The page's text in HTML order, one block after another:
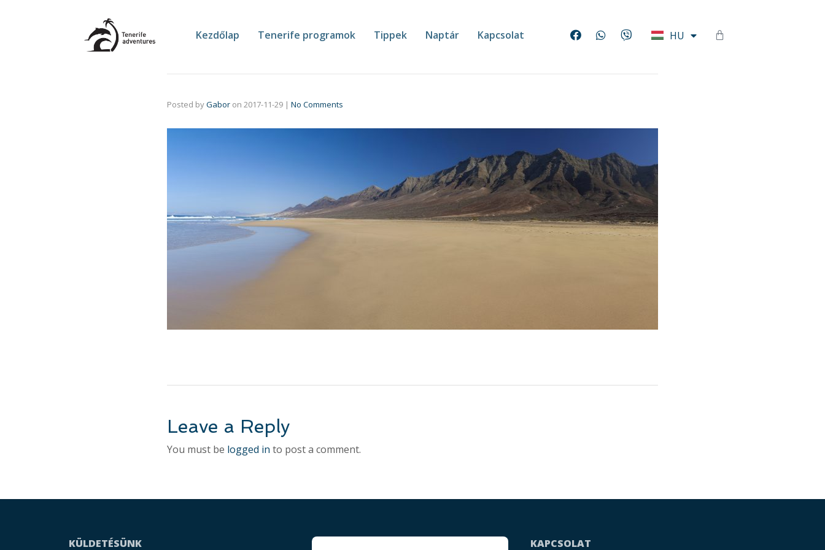
Kezdőlap Tenerife programok Tippek Naptár Kapcsolat HU
DE
Posted byGabor on 2017-11-29 | No Comments
Leave a Reply
You must be logged in to post a comment.
KÜLDETÉSÜNK KAPCSOLAT